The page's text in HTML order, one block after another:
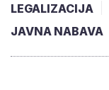
LEGALIZACIJA
JAVNA NABAVA